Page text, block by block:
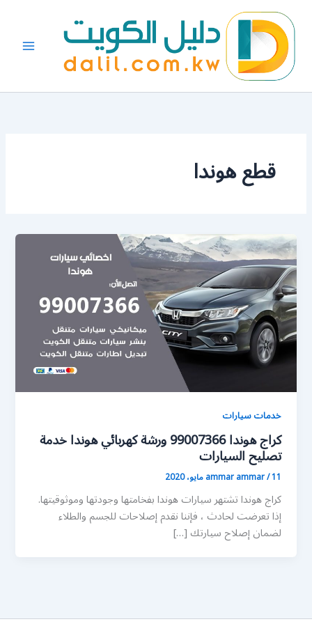
المحتوى
قطع هوندا
خدمات سيارات
كراج هوندا 99007366 ورشة كهربائي هوندا خدمة
تصليح السيارات
ammar ammar/11 مايو، 2020
كراج هوندا تشتهر سيارات هوندا بفخامتها وجودتها وموثوقيتها.
إذا تعرضت لحادث ، فإننا نقدم إصلاحات للجسم والطلاء
لضمان إصلاح سيارتك […]